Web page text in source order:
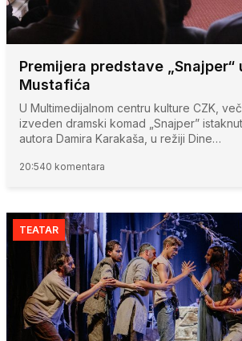
Premijera predstave „Snajper“
Mustafića
U Multimedijalnom centru kulture CZK,
izveden dramski komad „Snajper”
autora Damira Karakaša, u režiji Dine…
20:540 komentara
TEATAR